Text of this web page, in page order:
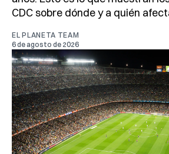
CDC sobre dónde y a quién
EL PLANETA TEAM
6 de agosto de 2026